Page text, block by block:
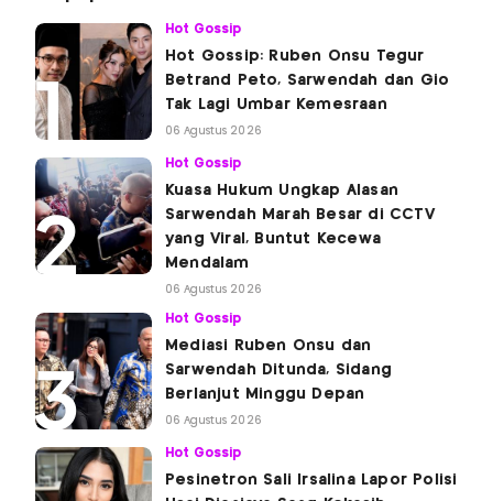
Hot Gossip
Hot Gossip: Ruben Onsu Tegur
Betrand Peto, Sarwendah dan Gio
Tak Lagi Umbar Kemesraan
06 Agustus 2026
Hot Gossip
Kuasa Hukum Ungkap Alasan
Sarwendah Marah Besar di CCTV
yang Viral, Buntut Kecewa
Mendalam
06 Agustus 2026
Hot Gossip
Mediasi Ruben Onsu dan
Sarwendah Ditunda, Sidang
Berlanjut Minggu Depan
06 Agustus 2026
Hot Gossip
Pesinetron Sali Irsalina Lapor Polisi